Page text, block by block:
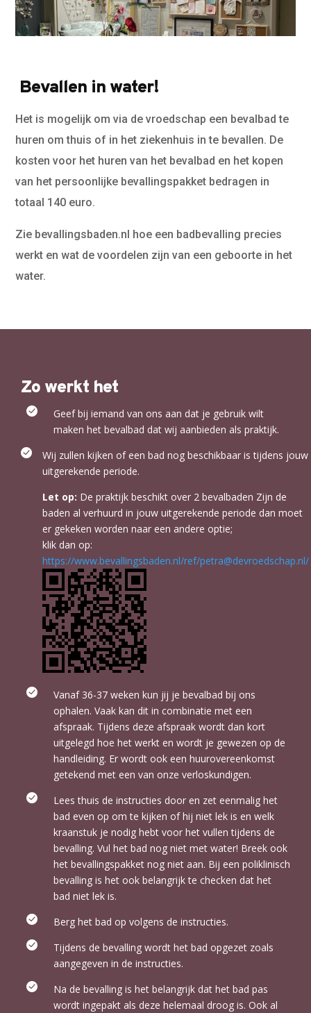
Bevallen in water!
Het is mogelijk om via de vroedschap een bevalbad te
huren om thuis of in het ziekenhuis in te bevallen. De
kosten voor het huren van het bevalbad en het kopen
van het persoonlijke bevallingspakket bedragen in
totaal 140 euro.
Zie bevallingsbaden.nl hoe een badbevalling precies
werkt en wat de voordelen zijn van een geboorte in het
water.
Zo werkt het
Geef bij iemand van ons aan dat je gebruik wilt
maken het bevalbad dat wij aanbieden als praktijk.
Wij zullen kijken of een bad nog beschikbaar is tijdens jouw
uitgerekende periode.
Let op: De praktijk beschikt over 2 bevalbaden Zijn de
baden al verhuurd in jouw uitgerekende periode dan moet
er gekeken worden naar een andere optie;
klik dan op:
https://www.bevallingsbaden.nl/ref/petra@devroedschap.nl/
Vanaf 36-37 weken kun jij je bevalbad bij ons
ophalen. Vaak kan dit in combinatie met een
afspraak. Tijdens deze afspraak wordt dan kort
uitgelegd hoe het werkt en wordt je gewezen op de
handleiding. Er wordt ook een huurovereenkomst
getekend met een van onze verloskundigen.
Lees thuis de instructies door en zet eenmalig het
bad even op om te kijken of hij niet lek is en welk
kraanstuk je nodig hebt voor het vullen tijdens de
bevalling. Vul het bad nog niet met water! Breek ook
het bevallingspakket nog niet aan. Bij een poliklinisch
bevalling is het ook belangrijk te checken dat het
bad niet lek is.
Berg het bad op volgens de instructies.
Tijdens de bevalling wordt het bad opgezet zoals
aangegeven in de instructies.
Na de bevalling is het belangrijk dat het bad pas
wordt ingepakt als deze helemaal droog is. Ook al